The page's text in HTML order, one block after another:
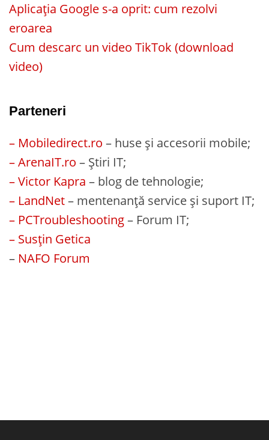
Aplicația Google s-a oprit: cum rezolvi
eroarea
Cum descarc un video TikTok (download
video)
Parteneri
– Mobiledirect.ro – huse și accesorii mobile;
– ArenaIT.ro – Știri IT;
– Victor Kapra – blog de tehnologie;
– LandNet– mentenanță service și suport IT;
– PCTroubleshooting– Forum IT;
– Susțin Getica
– NAFO Forum